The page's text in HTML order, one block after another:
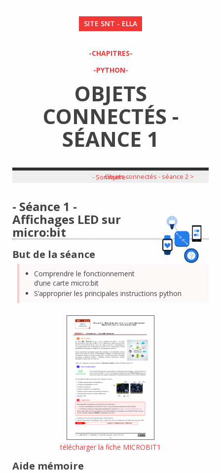
SITE SNT - ELLA
-CHAPITRES-
-PYTHON-
OBJETS
CONNECTÉS -
SÉANCE 1
- Sommaire -
Objets connectés - séance 2 >
- Séance 1 -
Affichages LED sur
micro:bit
But de la séance
Comprendre le fonctionnement
d’une carte micro:bit
S’approprier les principales instructions python
télécharger la fiche MICROBIT1
Aide mémoire